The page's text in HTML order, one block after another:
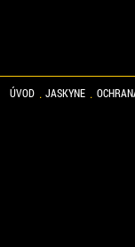
ÚVOD JASKYNE